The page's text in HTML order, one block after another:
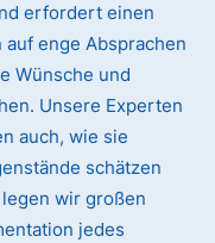
erfordert einen
enge Absprachen
Wünsche und
Unsere Experten
auch, wie sie
schätzen
wir großen
jedes